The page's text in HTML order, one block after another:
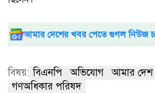
আমার দেশের খবর পেতে গুগল নিউজ
বিষয়: বিএনপি অভিযোগ
আমার দেশ
গণঅধিকার পরিষদ